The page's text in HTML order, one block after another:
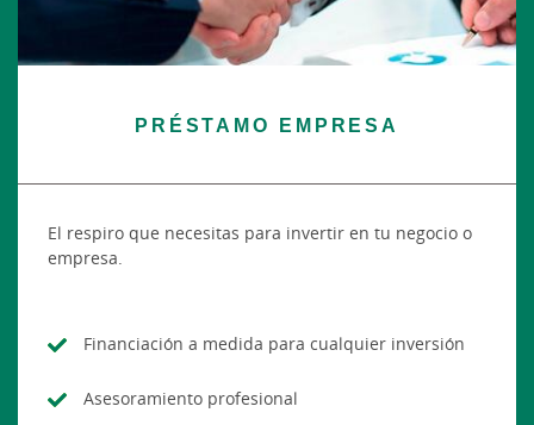
PRÉSTAMO EMPRESA
El respiro que necesitas para invertir en tu negocio o
empresa.
Financiación a medida para cualquier inversión
Asesoramiento profesional